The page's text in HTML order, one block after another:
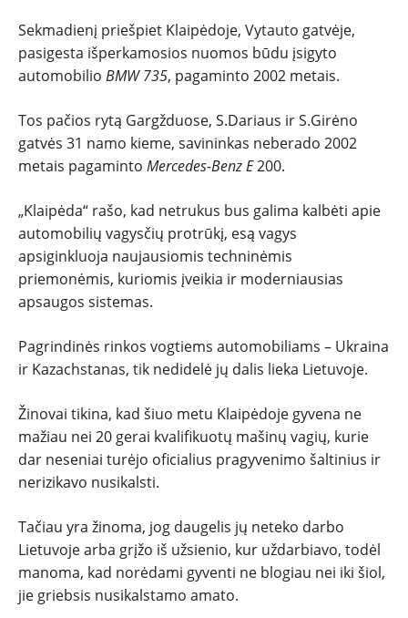
TESTAI
NAUJI
NAUDOTI
SPORTAS
PATARIMAI
ĮVAIRENYBĖS
Sekmadienį priešpiet Klaipėdoje, Vytauto gatvėje,
pasigesta išperkamosios nuomos būdu įsigyto
automobilio BMW 735, pagaminto 2002 metais.
Tos pačios rytą Gargžduose, S.Dariaus ir S.Girėno
gatvės 31 namo kieme, savininkas neberado 2002
metais pagaminto Mercedes-Benz E200.
„Klaipėda“ rašo, kad netrukus bus galima kalbėti apie
automobilių vagysčių protrūkį, esą vagys
apsiginkluoja naujausiomis techninėmis
priemonėmis, kuriomis įveikia ir moderniausias
apsaugos sistemas.
Pagrindinės rinkos vogtiems automobiliams – Ukraina
ir Kazachstanas, tik nedidelė jų dalis lieka Lietuvoje.
Žinovai tikina, kad šiuo metu Klaipėdoje gyvena ne
mažiau nei 20 gerai kvalifikuotų mašinų vagių, kurie
dar neseniai turėjo oficialius pragyvenimo šaltinius ir
nerizikavo nusikalsti.
Tačiau yra žinoma, jog daugelis jų neteko darbo
Lietuvoje arba grįžo iš užsienio, kur uždarbiavo, todėl
manoma, kad norėdami gyventi ne blogiau nei iki šiol,
jie griebsis nusikalstamo amato.